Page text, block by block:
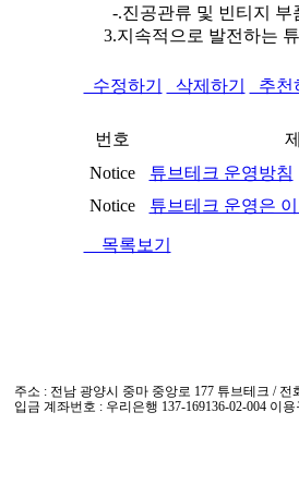
-.진공관류 및 빈티지 부
3.지속적으로 발전하는
수정하기 삭제하기 추천
번호
Notice
튜브테크 운영방침
Notice
튜브테크 운영은
목록보기
주소 : 전남 광양시 중마 중앙로 177 튜브테크 / 전
입금 계좌번호 : 우리은행 137-169136-02-004 이용